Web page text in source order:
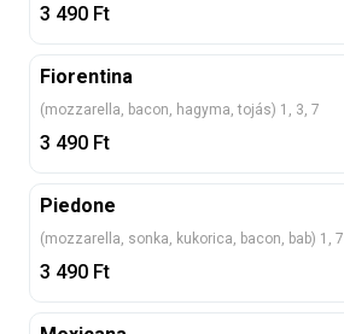
3 490 Ft
Fiorentina
(mozzarella, bacon, hagyma, tojás) 1, 3, 7
3 490 Ft
Piedone
(mozzarella, sonka, kukorica, bacon, bab) 1, 7
3 490 Ft